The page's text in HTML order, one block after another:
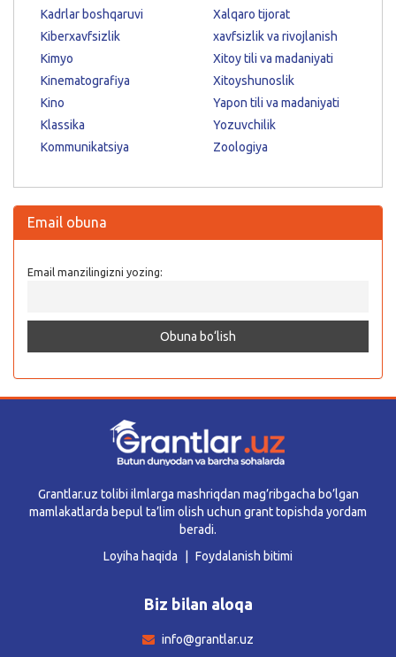
Kadrlar boshqaruvi
Kiberxavfsizlik
Kimyo
Kinematografiya
Kino
Klassika
Kommunikatsiya
Xalqaro tijorat
xavfsizlik va rivojlanish
Xitoy tili va madaniyati
Xitoyshunoslik
Yapon tili va madaniyati
Yozuvchilik
Zoologiya
Email obuna
Email manzilingizni yozing:
Grantlar.uz tolibi ilmlarga mashriqdan mag’ribgacha bo’lgan
mamlakatlarda bepul ta’lim olish uchun grant topishda yordam
beradi.
Loyiha haqida
Foydalanish bitimi
Biz bilan aloqa
info@grantlar.uz